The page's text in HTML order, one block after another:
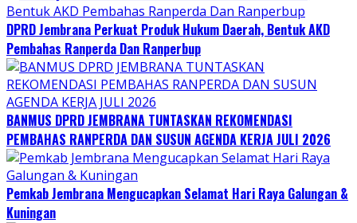
DPRD Jembrana Perkuat Produk Hukum Daerah, Bentuk AKD
Pembahas Ranperda Dan Ranperbup
BANMUS DPRD JEMBRANA TUNTASKAN REKOMENDASI
PEMBAHAS RANPERDA DAN SUSUN AGENDA KERJA JULI 2026
Pemkab Jembrana Mengucapkan Selamat Hari Raya Galungan &
Kuningan